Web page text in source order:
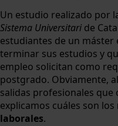
Un estudio realizado por
Sistema Universitari de
estudiantes de un
terminar sus estudios y
empleo solicitan como
postgrado. Obviamente,
salidas profesionales
explicamos cuáles son los
laborales.